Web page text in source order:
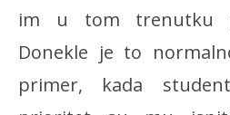
im u tom trenutku
Donekle je to
primer, kada